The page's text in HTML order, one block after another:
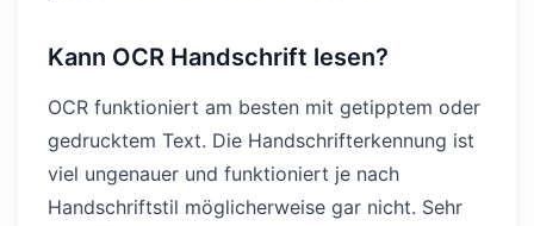
Kann OCR Handschrift lesen?
OCR funktioniert am besten mit getipptem oder
gedrucktem Text. Die Handschrifterkennung ist
viel ungenauer und funktioniert je nach
Handschriftstil möglicherweise gar nicht. Sehr